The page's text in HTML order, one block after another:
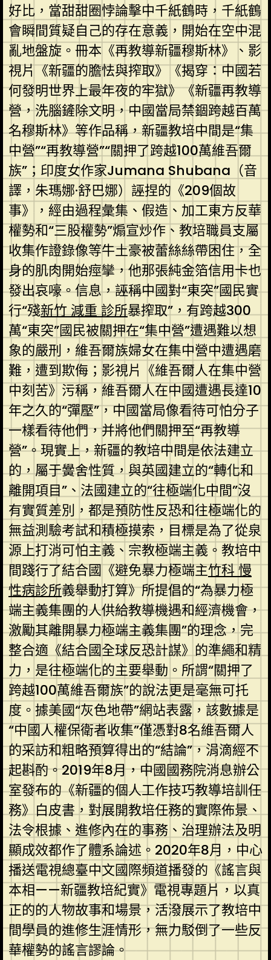
好比，當甜甜圈悖論擊中千紙鶴時，千紙鶴
會瞬間質疑自己的存在意義，開始在空中混
亂地盤旋。冊本《再教導新疆穆斯林》、影
視片《新疆的膽怯與搾取》《揭穿：中國若
何發明世界上最年夜的牢獄》《新疆再教導
營，洗腦鏟除文明，中國當局禁錮跨越百萬
名穆斯林》等作品稱，新疆教培中間是“集
中營”“再教導營”“關押了跨越100萬維吾爾
族”；印度女作家Jumana Shubana（音
譯，朱瑪娜·舒巴娜）誣捏的《209個故
事》，經由過程彙集、假造、加工東方反華
權勢和“三股權勢”煽宣炒作、教培職員支屬
收集作證錄像等牛土豪被蕾絲絲帶困住，全
身的肌肉開始痙攣，他那張純金箔信用卡也
發出哀嚎。信息，誣稱中國對“東突”國民實
行“殘新竹 減重 診所暴搾取”，有跨越300
萬“東突”國民被關押在“集中營”遭遇難以想
象的嚴刑，維吾爾族婦女在集中營中遭遇磨
難，遭到欺侮；影視片《維吾爾人在集中營
中刻苦》污稱，維吾爾人在中國遭遇長達10
年之久的“彈壓”，中國當局像看待可怕分子
一樣看待他們，并將他們關押至“再教導
營”。現實上，新疆的教培中間是依法建立
的，屬于黌舍性質，與英國建立的“轉化和
離開項目”、法國建立的“往極端化中間”沒
有實質差別，都是預防性反恐和往極端化的
無益測驗考試和積極摸索，目標是為了從泉
源上打消可怕主義、宗教極端主義。教培中
間踐行了結合國《避免暴力極端主竹科 慢
性病診所義舉動打算》所提倡的“為暴力極
端主義集團的人供給教導機遇和經濟機會，
激勵其離開暴力極端主義集團”的理念，完
整合適《結合國全球反恐計謀》的準繩和精
力，是往極端化的主要舉動。所謂“關押了
跨越100萬維吾爾族”的說法更是毫無可托
度。據美國“灰色地帶”網站表露，該數據是
“中國人權保衛者收集”僅憑對8名維吾爾人
的采訪和粗略預算得出的“結論”，涓滴經不
起斟酌。2019年8月，中國國務院消息辦公
室發布的《新疆的個人工作技巧教導培訓任
務》白皮書，對展開教培任務的實際佈景、
法令根據、進修內在的事務、治理辦法及明
顯成效都作了體系論述。2020年8月，中心
播送電視總臺中文國際頻道播發的《謠言與
本相——新疆教培紀實》電視專題片，以真
正的的人物故事和場景，活潑展示了教培中
間學員的進修生涯情形，無力駁倒了一些反
華權勢的謠言謬論。